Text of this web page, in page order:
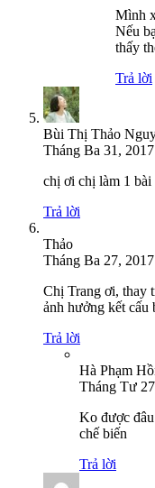
Mình
Nếu
thấy
Trả lời
Bùi Thị Thảo
Tháng Ba 31,
chị ơi chị làm 1 bài
Trả lời
Thảo
Tháng Ba 27,
Chị Trang ơi, thay
ảnh hưởng kết cấu
Trả lời
Hà Phạm
Tháng Tư
Ko được
chế biến
Trả lời